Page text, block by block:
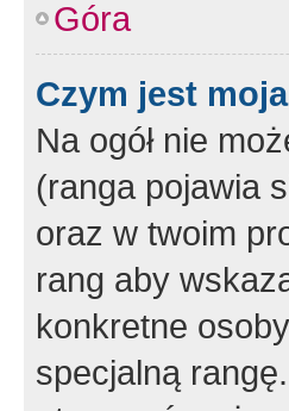
Góra
Czym jest
Na ogół nie
(ranga pojawia
oraz w twoim
rang aby
konkretne
specjalną